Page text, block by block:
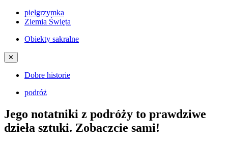
pielgrzymka
Ziemia Święta
Obiekty sakralne
✕
Dobre historie
podróż
Jego notatniki z podróży to prawdziwe
dzieła sztuki. Zobaczcie sami!